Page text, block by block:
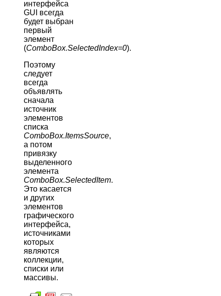
интерфейса
GUI всегда
будет выбран
первый
элемент
(ComboBox.SelectedIndex=0).
Поэтому
следует
всегда
объявлять
сначала
источник
элементов
списка
ComboBox.ItemsSource,
а потом
привязку
выделенного
элемента
ComboBox.SelectedItem.
Это касается
и других
элементов
графического
интерфейса,
источниками
которых
являются
коллекции,
списки или
массивы.